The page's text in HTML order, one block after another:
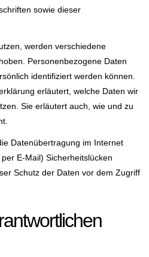
sowie dieser
werden verschiedene
Personenbezogene Daten
identifiziert werden können.
erläutert, welche Daten wir
Sie erläutert auch, wie und zu
Datenübertragung im Internet
E-Mail) Sicherheitslücken
Schutz der Daten vor dem Zugriff